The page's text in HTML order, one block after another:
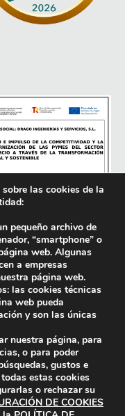
las cookies de la
pequeño archivo de
“smartphone” o
web. Algunas
a empresas
página web.
las cookies técnicas
web pueda
y son las únicas
nuestra página, para
o para poder
gustos e
estas cookies
o rechazar su
DE COOKIES